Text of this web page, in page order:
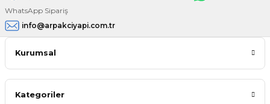
WhatsApp Sipariş
info@arpakciyapi.com.tr
Kurumsal
Kategoriler